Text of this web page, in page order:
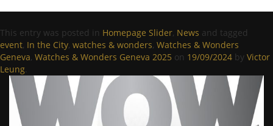
This entry was posted in Homepage Slider, News and tagged
event, In the City, watches & wonders, Watches & Wonders
Geneva, Watches & Wonders Geneva 2025 on 19/09/2024 by Victor
Leung.